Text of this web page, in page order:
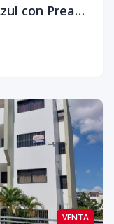
Terreno en Venta en Costa Azul con Preaprobación para 2 Torres
VENTA